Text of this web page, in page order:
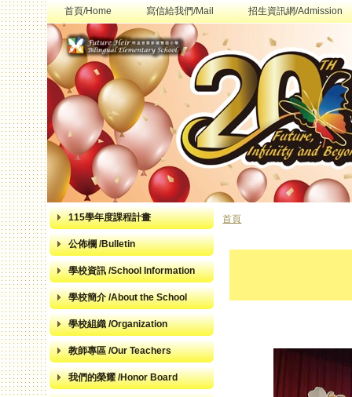
首頁/Home 寫信給我們/Mail 招生資訊網/Admission
115學年度課程計畫
公佈欄 /Bulletin
學校資訊 /School Information
學校簡介 /About the School
學校組織 /Organization
教師專區 /Our Teachers
我們的榮耀 /Honor Board
首頁